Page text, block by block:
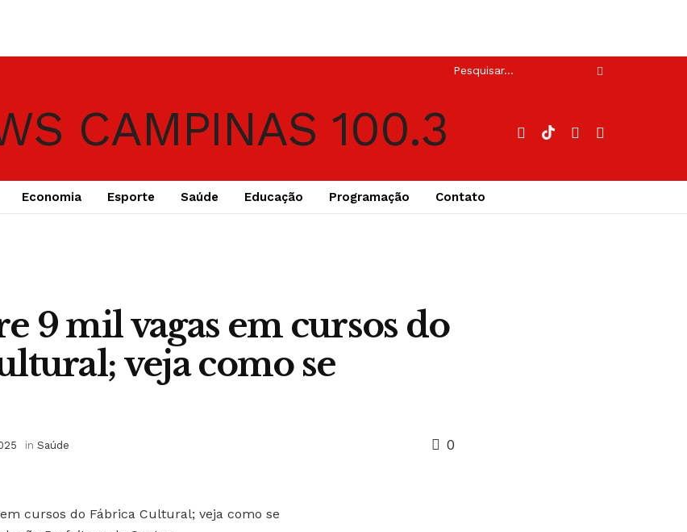
Economia Esporte Saúde Educação Programação Contato
9 mil vagas em cursos do
veja como se
in Saúde 0